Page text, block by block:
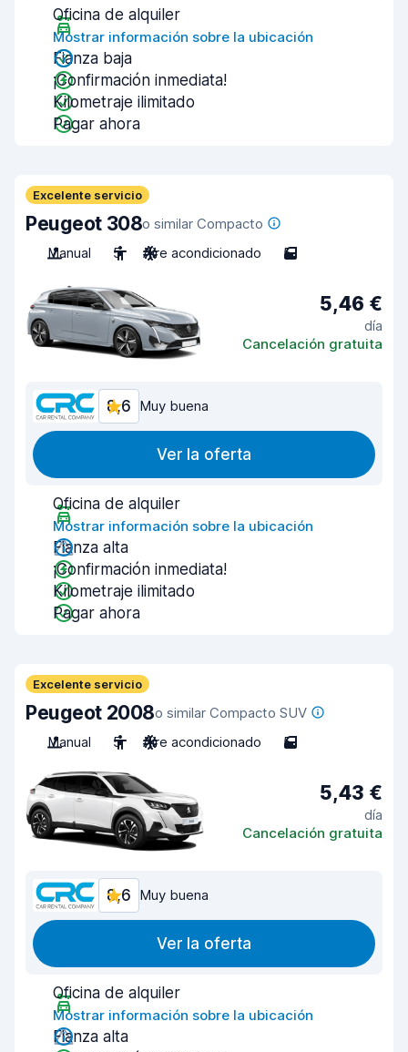
Oficina de alquiler
Mostrar información sobre la ubicación
Fianza baja
¡Confirmación inmediata!
Kilometraje ilimitado
Pagar ahora
Excelente servicio
Peugeot 308o similar Compacto
Manual
5 Aire acondicionado 5
5,46 €
día
Cancelación gratuita
8,6 Muy buena
Ver la oferta
Oficina de alquiler
Mostrar información sobre la ubicación
Fianza alta
¡Confirmación inmediata!
Kilometraje ilimitado
Pagar ahora
Excelente servicio
Peugeot 2008o similar Compacto SUV
Manual
5 Aire acondicionado 5
5,43 €
día
Cancelación gratuita
8,6 Muy buena
Ver la oferta
Oficina de alquiler
Mostrar información sobre la ubicación
Fianza alta